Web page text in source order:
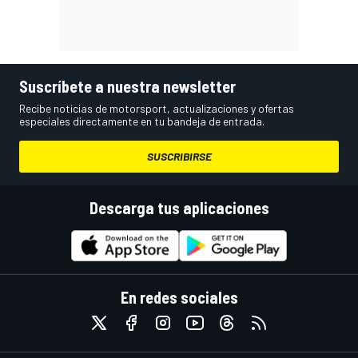
Suscríbete a nuestra newsletter
Recibe noticias de motorsport, actualizaciones y ofertas
especiales directamente en tu bandeja de entrada.
SUSCRIBIRSE
Descarga tus aplicaciones
En redes sociales